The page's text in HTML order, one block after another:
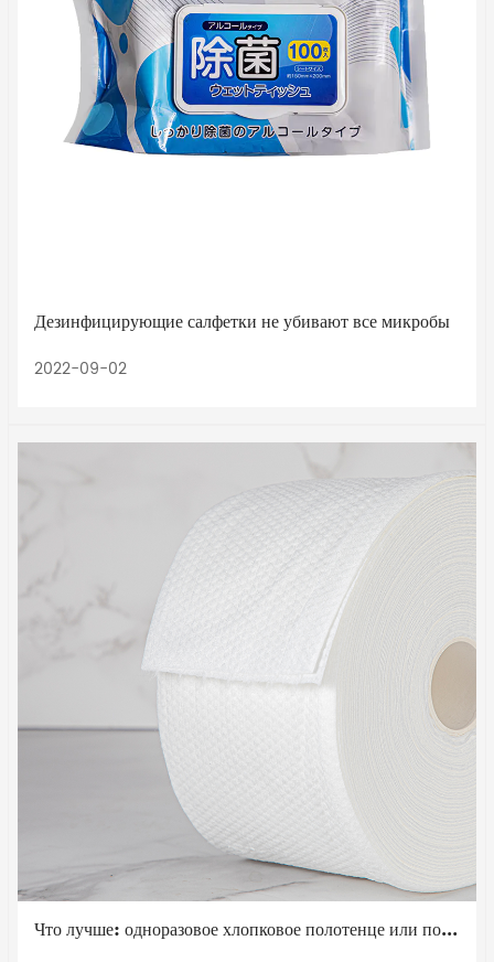
Дезинфицирующие салфетки не убивают все микробы
2022-09-02
Что лучше: одноразовое хлопковое полотенце или полотенце?